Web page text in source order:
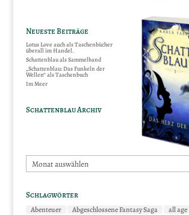
Neueste Beiträge
Lotus Love auch als Taschenbücher
überall im Handel.
Schattenblau als Sammelband
„Schattenblau: Das Funkeln der
Wellen“ als Taschenbuch
Im Meer
Schattenblau Archiv
Schattenblau
Archiv
Schlagwörter
Abenteuer Abgeschlossene Fantasy Saga all age